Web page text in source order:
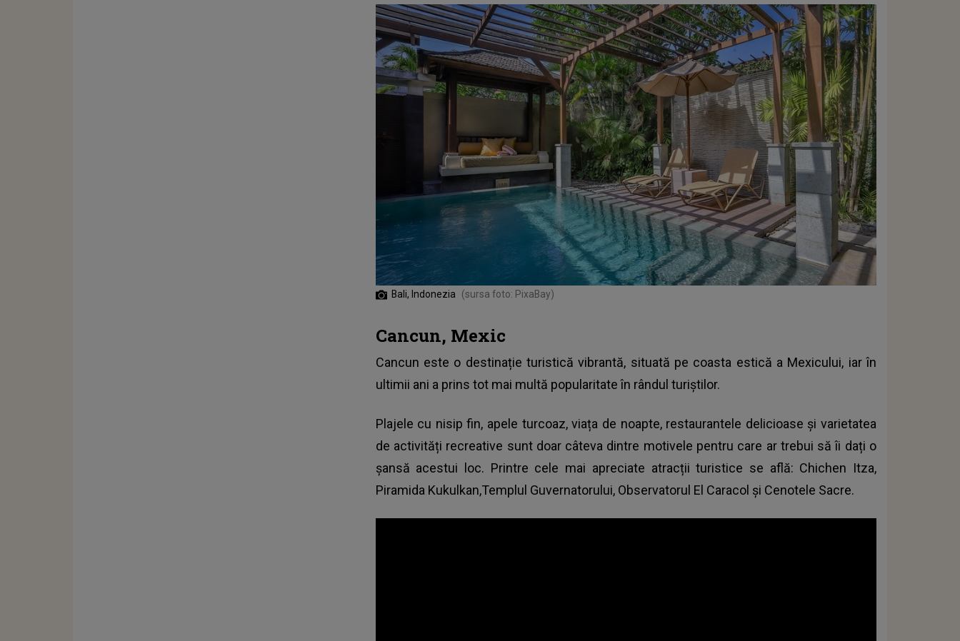
Bali, Indonezia (sursa foto: PixaBay)
Cancun, Mexic
Cancun este o destinație turistică vibrantă, situată pe coasta estică a Mexicului, iar în
ultimii ani a prins tot mai multă popularitate în rândul turiștilor.
Plajele cu nisip fin, apele turcoaz, viața de noapte, restaurantele delicioase și varietatea
de activități recreative sunt doar câteva dintre motivele pentru care ar trebui să îi dați o
șansă acestui loc. Printre cele mai apreciate atracții turistice se află: Chichen Itza,
Piramida Kukulkan,Templul Guvernatorului, Observatorul El Caracol și Cenotele Sacre.